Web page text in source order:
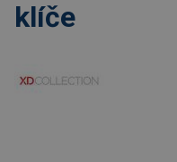
klíče